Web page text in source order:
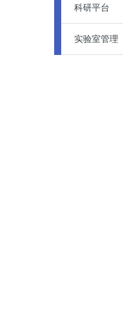
科研平台
实验室管理